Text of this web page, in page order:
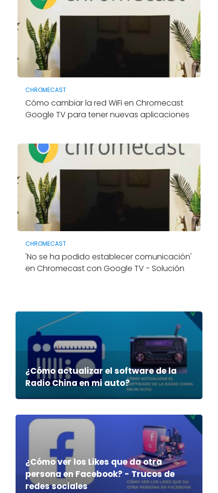
CHROMECAST
Cómo cambiar la red WiFi en Chromecast
Google TV para tener nuevas aplicaciones
CHROMECAST
'No se ha podido establecer comunicación'
en Chromecast con Google TV - Solución
¿Cómo actualizar el software de la
Radio China en mi auto?
¿Cómo ver los Likes que da otra
persona en Facebook? - Trucos de
redes sociales